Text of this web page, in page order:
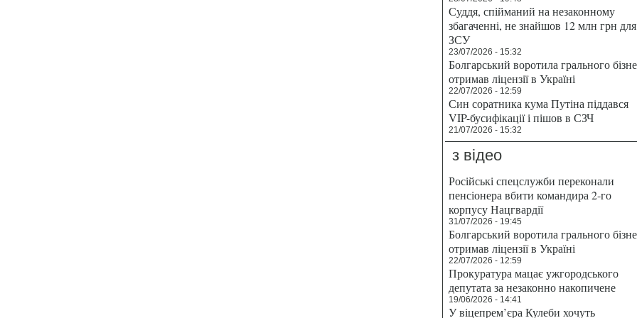
Суддя, спійманий на незаконному
збагаченні, не знайшов 12 млн грн для
ЗСУ
23/07/2026 - 15:32
Болгарський воротила грального
отримав ліцензії в Україні
22/07/2026 - 12:59
Син соратника кума Путіна піддався
VIP-бусифікації і пішов в СЗЧ
21/07/2026 - 15:32
з відео
Російські спецслужби переконали
пенсіонера вбити командира 2-го
корпусу Нацгвардії
31/07/2026 - 19:45
Болгарський воротила грального
отримав ліцензії в Україні
22/07/2026 - 12:59
Прокуратура мацає ужгородського
депутата за незаконно накопичене
19/06/2026 - 14:41
У віцепрем’єра Кулеби хочуть